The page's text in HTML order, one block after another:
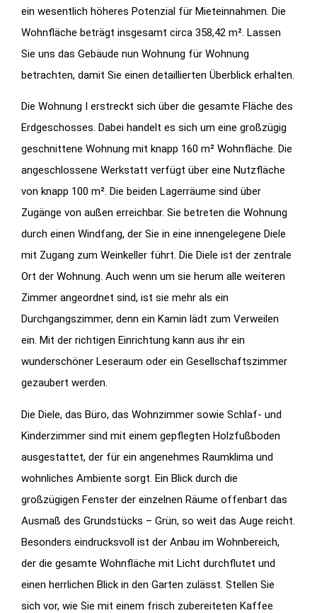
ein wesentlich höheres Potenzial für Mieteinnahmen. Die
Wohnfläche beträgt insgesamt circa 358,42 m². Lassen
Sie uns das Gebäude nun Wohnung für Wohnung
betrachten, damit Sie einen detaillierten Überblick erhalten.
Die Wohnung I erstreckt sich über die gesamte Fläche des
Erdgeschosses. Dabei handelt es sich um eine großzügig
geschnittene Wohnung mit knapp 160 m² Wohnfläche. Die
angeschlossene Werkstatt verfügt über eine Nutzfläche
von knapp 100 m². Die beiden Lagerräume sind über
Zugänge von außen erreichbar. Sie betreten die Wohnung
durch einen Windfang, der Sie in eine innengelegene Diele
mit Zugang zum Weinkeller führt. Die Diele ist der zentrale
Ort der Wohnung. Auch wenn um sie herum alle weiteren
Zimmer angeordnet sind, ist sie mehr als ein
Durchgangszimmer, denn ein Kamin lädt zum Verweilen
ein. Mit der richtigen Einrichtung kann aus ihr ein
wunderschöner Leseraum oder ein Gesellschaftszimmer
gezaubert werden.
Die Diele, das Büro, das Wohnzimmer sowie Schlaf- und
Kinderzimmer sind mit einem gepflegten Holzfußboden
ausgestattet, der für ein angenehmes Raumklima und
wohnliches Ambiente sorgt. Ein Blick durch die
großzügigen Fenster der einzelnen Räume offenbart das
Ausmaß des Grundstücks – Grün, so weit das Auge reicht.
Besonders eindrucksvoll ist der Anbau im Wohnbereich,
der die gesamte Wohnfläche mit Licht durchflutet und
einen herrlichen Blick in den Garten zulässt. Stellen Sie
sich vor, wie Sie mit einem frisch zubereiteten Kaffee